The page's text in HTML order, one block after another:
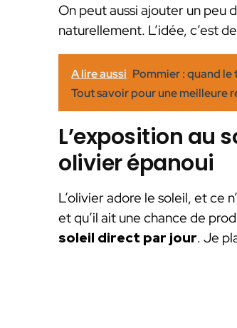
On peut aussi ajouter un peu
naturellement. L’idée, c’est de
A lire aussi Pommier : quand
Tout savoir pour une meilleure
L’exposition au
olivier épanoui
L’olivier adore le soleil, et ce
et qu’il ait une chance de
soleil direct par jour. Je